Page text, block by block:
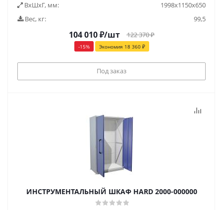
ВxШxГ, мм:
1998x1150x650
Вес, кг:
99,5
104 010₽/шт 122 370₽
-15% Экономия 18 360₽
Под заказ
ИНСТРУМЕНТАЛЬНЫЙ ШКАФ HARD 2000-000000